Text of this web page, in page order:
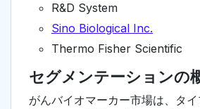
R&D System
Sino Biological Inc.
Thermo Fisher Scientific
セグメンテーションの
がんバイオマーカー市場は、タ